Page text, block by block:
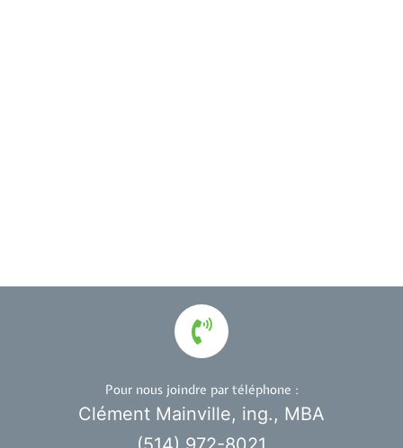
Pour nous joindre par téléphone :
Clément Mainville, ing., MBA